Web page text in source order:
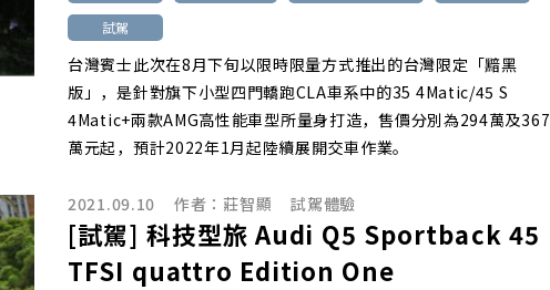
試駕
台灣賓士此次在8月下旬以限時限量方式推出的台灣限定「黯黑
版」，是針對旗下小型四門轎跑CLA車系中的35 4Matic/45 S
4Matic+兩款AMG高性能車型所量身打造，售價分別為294萬及367
萬元起，預計2022年1月起陸續展開交車作業。
2021.09.10 作者：莊智顯 試駕體驗
[試駕] 科技型旅 Audi Q5 Sportback 45
TFSI quattro Edition One